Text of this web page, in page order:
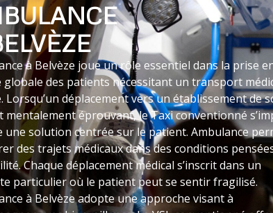
à Belvèze joue un rôle essentiel dans la prise
globale des patients nécessitant un transport
Lorsqu’un déplacement vers un établissement de
mentalement éprouvant, le Taxi conventionné
une solution centrée sur le patient. Ambulance
des trajets médicaux dans des conditions
Chaque déplacement médical s’inscrit dans un
particulier où le patient peut se sentir fragilisé.
à Belvèze adopte une approche visant à